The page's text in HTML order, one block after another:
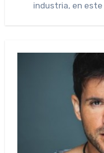
industria, en este